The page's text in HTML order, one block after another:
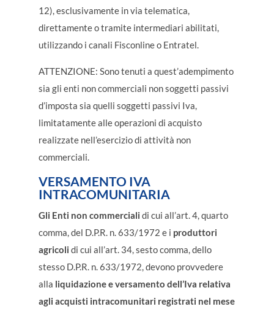
12), esclusivamente in via telematica,
direttamente o tramite intermediari abilitati,
utilizzando i canali Fisconline o Entratel.
ATTENZIONE: Sono tenuti a quest’adempimento
sia gli enti non commerciali non soggetti passivi
d’imposta sia quelli soggetti passivi Iva,
limitatamente alle operazioni di acquisto
realizzate nell’esercizio di attività non
commerciali.
VERSAMENTO IVA
INTRACOMUNITARIA
Gli Enti non commerciali di cui all’art. 4, quarto
comma, del D.P.R. n. 633/1972 e i produttori
agricoli di cui all’art. 34, sesto comma, dello
stesso D.P.R. n. 633/1972, devono provvedere
alla liquidazione e versamento dell’Iva relativa
agli acquisti intracomunitari registrati nel mese